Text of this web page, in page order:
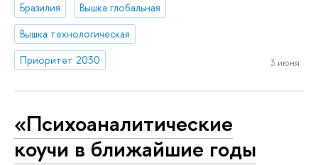
Бразилия
Вышка глобальная
Вышка технологическая
Приоритет 2030
3 июня
«Психоаналитические
коучи в ближайшие годы